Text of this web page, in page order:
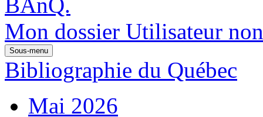
Mon dossier Utilisateur
Sous-menu
Bibliographie du Québec
Mai 2026